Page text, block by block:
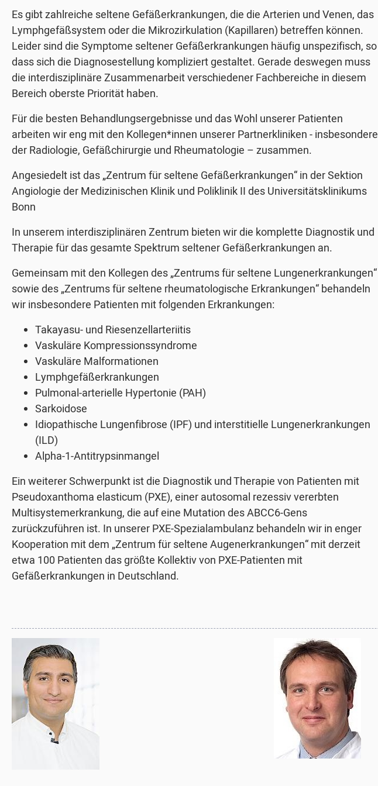
Es gibt zahlreiche seltene Gefäßerkrankungen, die die Arterien und Venen, das
Lymphgefäßsystem oder die Mikrozirkulation (Kapillaren) betreffen können.
Leider sind die Symptome seltener Gefäßerkrankungen häufig unspezifisch, so
dass sich die Diagnosestellung kompliziert gestaltet. Gerade deswegen muss
die interdisziplinäre Zusammenarbeit verschiedener Fachbereiche in diesem
Bereich oberste Priorität haben.
Für die besten Behandlungsergebnisse und das Wohl unserer Patienten
arbeiten wir eng mit den Kollegen*innen unserer Partnerkliniken - insbesondere
der Radiologie, Gefäßchirurgie und Rheumatologie – zusammen.
Angesiedelt ist das „Zentrum für seltene Gefäßerkrankungen“ in der Sektion
Angiologie der Medizinischen Klinik und Poliklinik II des Universitätsklinikums
Bonn
In unserem interdisziplinären Zentrum bieten wir die komplette Diagnostik und
Therapie für das gesamte Spektrum seltener Gefäßerkrankungen an.
Gemeinsam mit den Kollegen des „Zentrums für seltene Lungenerkrankungen“
sowie des „Zentrums für seltene rheumatologische Erkrankungen“ behandeln
wir insbesondere Patienten mit folgenden Erkrankungen:
Takayasu- und Riesenzellarteriitis
Vaskuläre Kompressionssyndrome
Vaskuläre Malformationen
Lymphgefäßerkrankungen
Pulmonal-arterielle Hypertonie (PAH)
Sarkoidose
Idiopathische Lungenfibrose (IPF) und interstitielle Lungenerkrankungen
(ILD)
Alpha-1-Antitrypsinmangel
Ein weiterer Schwerpunkt ist die Diagnostik und Therapie von Patienten mit
Pseudoxanthoma elasticum (PXE), einer autosomal rezessiv vererbten
Multisystemerkrankung, die auf eine Mutation des ABCC6-Gens
zurückzuführen ist. In unserer PXE-Spezialambulanz behandeln wir in enger
Kooperation mit dem „Zentrum für seltene Augenerkrankungen“ mit derzeit
etwa 100 Patienten das größte Kollektiv von PXE-Patienten mit
Gefäßerkrankungen in Deutschland.